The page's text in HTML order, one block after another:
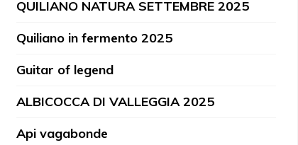
QUILIANO NATURA SETTEMBRE 2025
Quiliano in fermento 2025
Guitar of legend
ALBICOCCA DI VALLEGGIA 2025
Api vagabonde